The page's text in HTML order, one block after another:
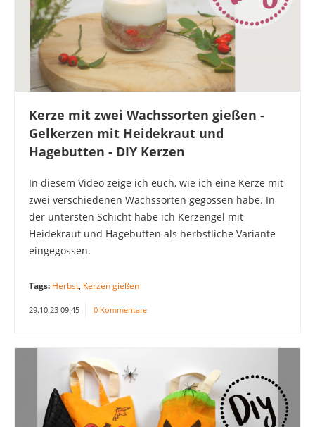
Kerze mit zwei Wachssorten gießen -
Gelkerzen mit Heidekraut und
Hagebutten - DIY Kerzen
In diesem Video zeige ich euch, wie ich eine Kerze mit
zwei verschiedenen Wachssorten gegossen habe. In
der untersten Schicht habe ich Kerzengel mit
Heidekraut und Hagebutten als herbstliche Variante
eingegossen.
Tags: Herbst, Kerzen gießen
29.10.23 09:45 0 Kommentare